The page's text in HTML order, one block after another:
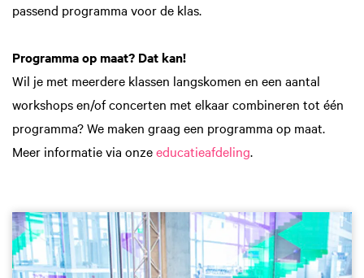
passend programma voor de klas.
Programma op maat? Dat kan!
Wil je met meerdere klassen langskomen en een aantal
workshops en/of concerten met elkaar combineren tot één
programma? We maken graag een programma op maat.
Meer informatie via onzeeducatieafdeling.